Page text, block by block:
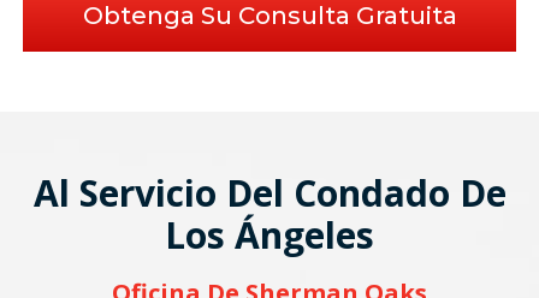
Obtenga Su Consulta Gratuita
Al Servicio Del Condado De
Los Ángeles